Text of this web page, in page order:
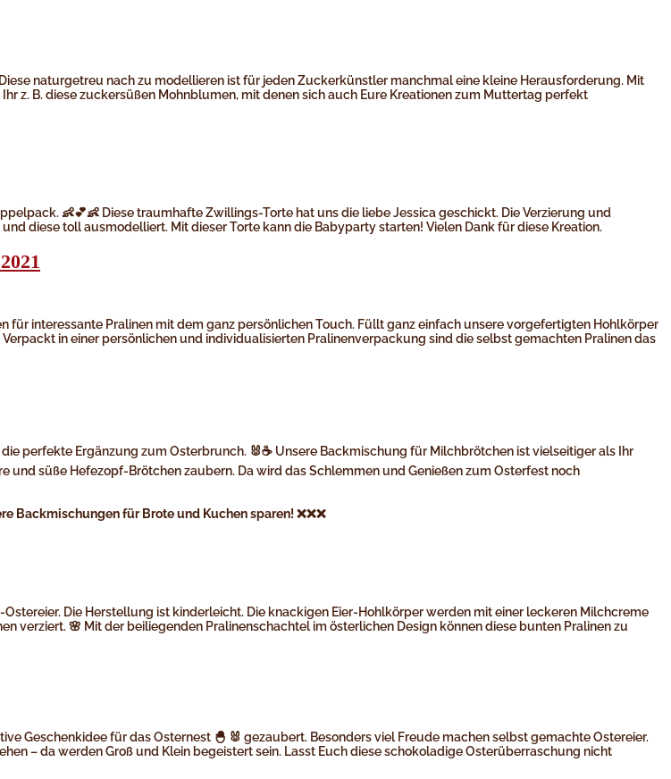
naturgetreu nach zu modellieren ist für jeden Zuckerkünstler manchmal eine kleine Herausforderung. Mit
z. B. diese zuckersüßen Mohnblumen, mit denen sich auch Eure Kreationen zum Muttertag perfekt
👶💕👶 Diese traumhafte Zwillings-Torte hat uns die liebe Jessica geschickt. Die Verzierung und
diese toll ausmodelliert. Mit dieser Torte kann die Babyparty starten! Vielen Dank für diese Kreation.
für interessante Pralinen mit dem ganz persönlichen Touch. Füllt ganz einfach unsere vorgefertigten Hohlkörper
in einer persönlichen und individualisierten Pralinenverpackung sind die selbst gemachten Pralinen das
perfekte Ergänzung zum Osterbrunch. 🐰☕ Unsere Backmischung für Milchbrötchen ist vielseitiger als Ihr
süße Hefezopf-Brötchen zaubern. Da wird das Schlemmen und Genießen zum Osterfest noch
Backmischungen für Brote und Kuchen sparen! ❌❌❌
Die Herstellung ist kinderleicht. Die knackigen Eier-Hohlkörper werden mit einer leckeren Milchcreme
🌸 Mit der beiliegenden Pralinenschachtel im österlichen Design können diese bunten Pralinen zu
Geschenkidee für das Osternest 🐣 🐰 gezaubert. Besonders viel Freude machen selbst gemachte Ostereier.
– da werden Groß und Klein begeistert sein. Lasst Euch diese schokoladige Osterüberraschung nicht